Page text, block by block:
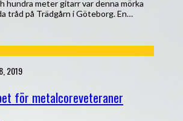
hundra meter gitarr var denna mörka
tråd på Trädgårn i Göteborg. En…
2019
för metalcoreveteraner